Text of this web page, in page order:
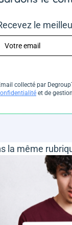
le
collecté par
et de
la même